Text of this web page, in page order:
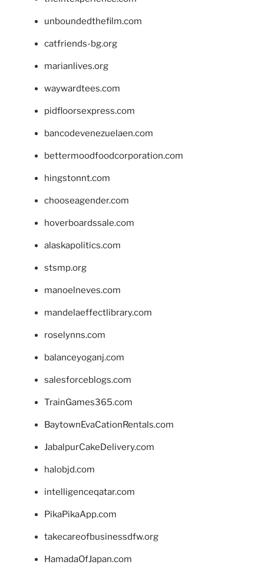
unboundedthefilm.com
catfriends-bg.org
marianlives.org
waywardtees.com
pidfloorsexpress.com
bancodevenezuelaen.com
bettermoodfoodcorporation.com
hingstonnt.com
chooseagender.com
hoverboardssale.com
alaskapolitics.com
stsmp.org
manoelneves.com
mandelaeffectlibrary.com
roselynns.com
balanceyoganj.com
salesforceblogs.com
TrainGames365.com
BaytownEvaCationRentals.com
JabalpurCakeDelivery.com
halobjd.com
intelligenceqatar.com
PikaPikaApp.com
takecareofbusinessdfw.org
HamadaOfJapan.com